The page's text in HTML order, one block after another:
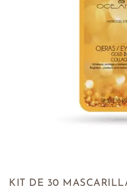
KIT DE 30